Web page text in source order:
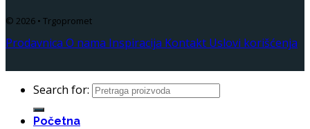
© 2026 • Trgopromet
Prodavnica O nama Inspiracija Kontakt Uslovi korišćenja
Search for:
Početna